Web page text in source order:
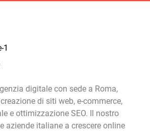
digitale con sede a Roma,
di siti web, e-commerce,
e ottimizzazione SEO. Il nostro
aziende italiane a crescere online